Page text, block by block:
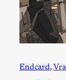
Endcard,